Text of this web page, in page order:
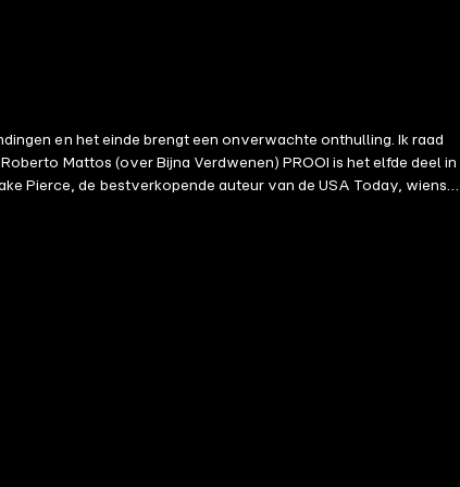
en het einde brengt een onverwachte onthulling. Ik raad
Mattos (over Bijna Verdwenen) PROOI is het elfde deel in
Pierce, de bestverkopende auteur van de USA Today, wiens
duikt de moordenaar van Adele's moeder, uit op wraak,
HET KWAAD en VERSLAAFD AAN HET KWAAD—zijn nu